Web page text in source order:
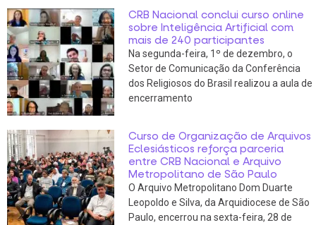
CRB Nacional conclui curso online
sobre Inteligência Artificial com
mais de 240 participantes
Na segunda-feira, 1º de dezembro, o
Setor de Comunicação da Conferência
dos Religiosos do Brasil realizou a aula de
encerramento
Curso de Organização de Arquivos
Eclesiásticos reforça parceria
entre CRB Nacional e Arquivo
Metropolitano de São Paulo
O Arquivo Metropolitano Dom Duarte
Leopoldo e Silva, da Arquidiocese de São
Paulo, encerrou na sexta-feira, 28 de